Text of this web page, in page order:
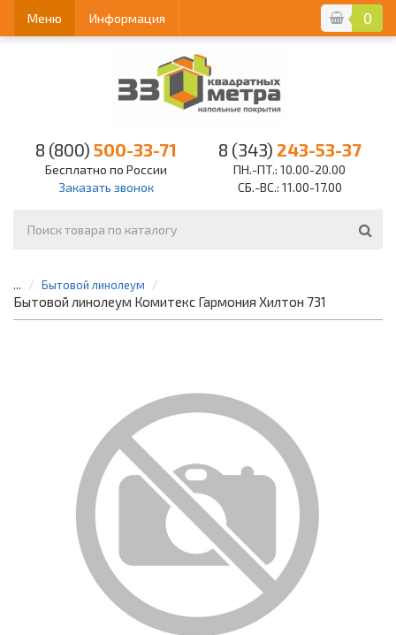
0
Меню Информация
8 (800) 500-33-71
Бесплатно по России
Заказать звонок
8 (343) 243-53-37
ПН.-ПТ.: 10.00-20.00
СБ.-ВС.: 11.00-17.00
... Бытовой линолеум
Бытовой линолеум Комитекс Гармония Хилтон 731